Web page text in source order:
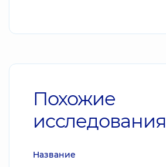
Похожие
исследования
Название